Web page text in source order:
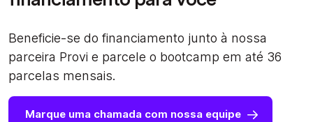
Beneficie-se do financiamento junto à nossa
parceira Provi e parcele o bootcamp em até 36
parcelas mensais.
Marque uma chamada com nossa equipe